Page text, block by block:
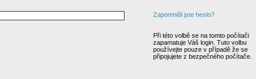
Zapomněli jste heslo?
Při této volbě se na tomto počítači
zapamatuje Váš login. Tuto volbu
používejte pouze v případě že se
připojujete z bezpečného počítače.